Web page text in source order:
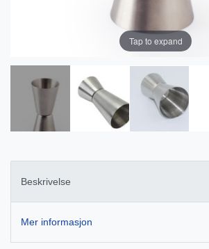
Tap to expand
Beskrivelse
Mer informasjon